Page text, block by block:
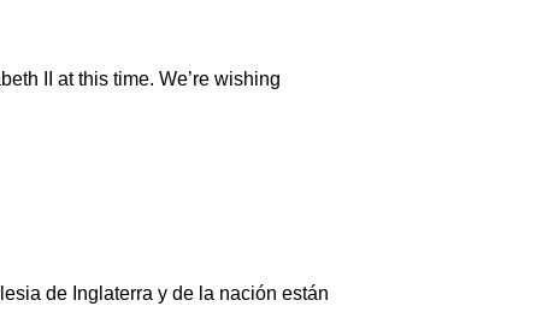
II at this time. We’re wishing
de Inglaterra y de la nación están